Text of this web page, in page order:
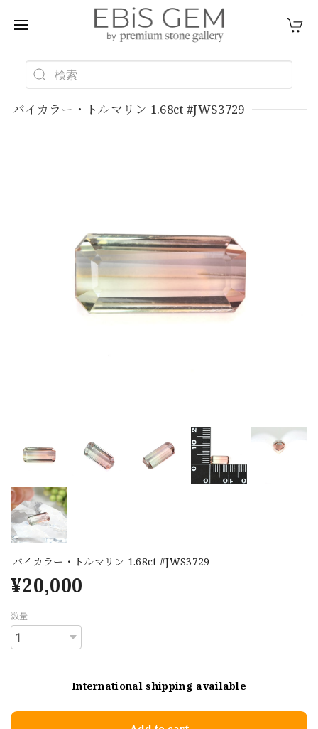
バイカラー・トルマリン 1.68ct #JWS3729
バイカラー・トルマリン 1.68ct #JWS3729
¥20,000
数量
International shipping available